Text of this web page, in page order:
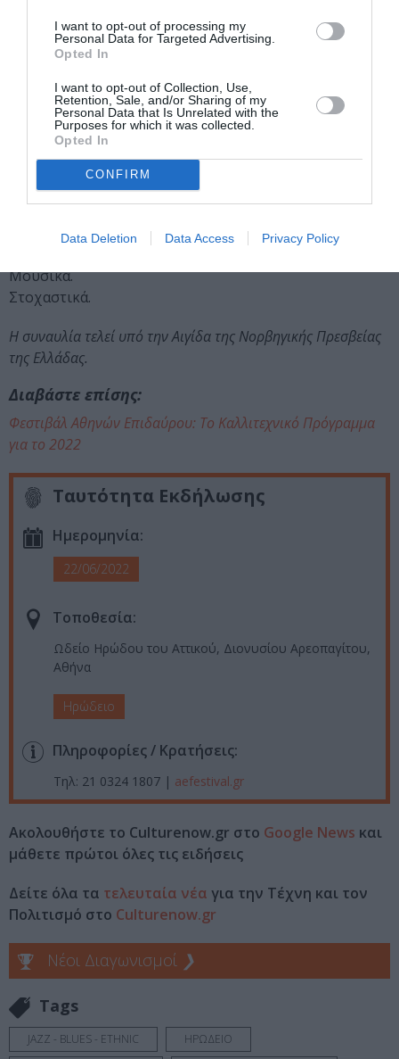
I want to opt-out of processing my
Personal Data for Targeted Advertising.
Opted In
I want to opt-out of Collection, Use,
Retention, Sale, and/or Sharing of my
Personal Data that Is Unrelated with the
Purposes for which it was collected.
Opted In
CONFIRM
Data Deletion Data Access Privacy Policy
νομίζω, αποτέλεσμα».
πατάει στην ελληνική γη και αγκαλιάζει τα Βαλκάνια»
δήλωσε η Ελένη Καραΐνδρου, λίγο μετά την συνεργασία
τους για την ταινία.
Η μουσική είναι μια άγνωστη χώρα. Ένα ατμοσφαιρικό
ηχοτοπίο που δονεί το βαθύτερο εγώ μας. Σε αυτήν την
Garbarek Group.
Μουσικά.
Στοχαστικά.
Η συναυλία τελεί υπό την Αιγίδα της Νορβηγικής Πρεσβείας
της Ελλάδας.
Διαβάστε επίσης:
Φεστιβάλ Αθηνών Επιδαύρου: Το Καλλιτεχνικό Πρόγραμμα
για το 2022
Ταυτότητα Εκδήλωσης
Ημερομηνία:
22/06/2022
Τοποθεσία:
Ωδείο Ηρώδου του Αττικού, Διονυσίου Αρεοπαγίτου,
Αθήνα
Ηρώδειο
Πληροφορίες / Κρατήσεις:
Τηλ: 21 0324 1807 | aefestival.gr
Ακολουθήστε το Culturenow.gr στο Google News και
μάθετε πρώτοι όλες τις ειδήσεις
Δείτε όλα τα τελευταία νέα για την Τέχνη και τον
Πολιτισμό στο Culturenow.gr
Νέοι Διαγωνισμοί ❯
Tags
JAZZ - BLUES - ETHNIC ΗΡΩΔΕΙΟ